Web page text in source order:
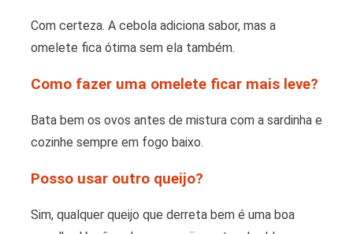
Com certeza. A cebola adiciona sabor, mas a
omelete fica ótima sem ela também.
Como fazer uma omelete ficar mais leve?
Bata bem os ovos antes de mistura com a sardinha e
cozinhe sempre em fogo baixo.
Posso usar outro queijo?
Sim, qualquer queijo que derreta bem é uma boa